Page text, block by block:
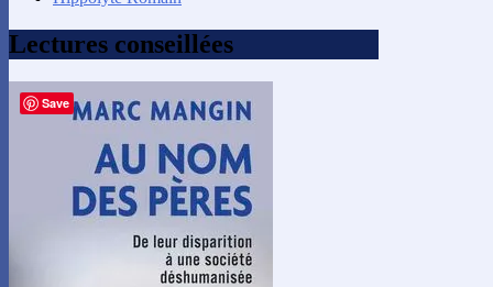
Lectures conseillées
Save